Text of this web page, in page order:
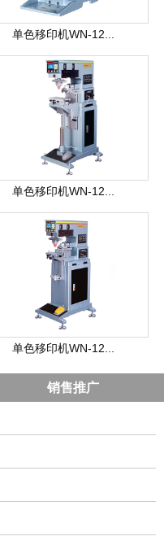
单色移印机WN-12...
单色移印机WN-12...
单色移印机WN-12...
销售推广